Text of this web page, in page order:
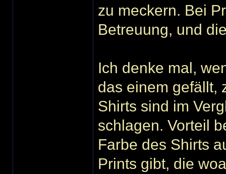
zu meckern. Bei
Betreuung, und
Ich denke mal,
das einem gefällt,
Shirts sind im
schlagen. Vorteil
Farbe des Shirts
Prints gibt, die